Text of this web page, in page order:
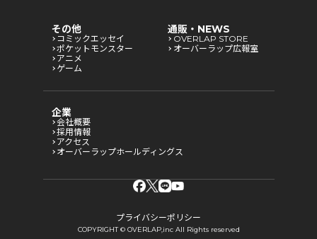
その他
コミックエッセイ
ポケットモンスター
アニメ
ゲーム
通販・NEWS
OVERLAP STORE
オーバーラップ広報室
企業
会社概要
採用情報
アクセス
オーバーラップホールディングス
プライバシーポリシー
COPYRIGHT © OVERLAP,inc All Rights reserved